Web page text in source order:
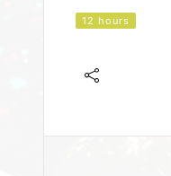
12 hours